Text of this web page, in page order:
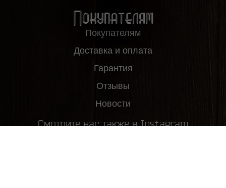
Покупателям
Покупателям
Доставка и оплата
Гарантия
Отзывы
Новости
Смотрите нас также в Instagram